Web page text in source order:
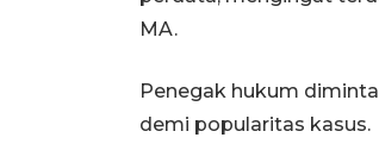
MA.
Penegak hukum
demi popularitas kasus.